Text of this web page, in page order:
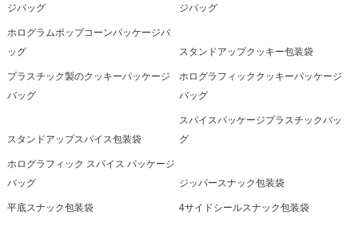
ジバッグ
ジバッグ
ホログラムポップコーンパッケージバ
ッグ
スタンドアップクッキー包装袋
プラスチック製のクッキーパッケージ
バッグ
ホログラフィッククッキーパッケージ
バッグ
スタンドアップスパイス包装袋
スパイスパッケージプラスチックバッ
グ
ホログラフィック スパイス パッケージ
バッグ
ジッパースナック包装袋
平底スナック包装袋 4サイドシールスナック包装袋